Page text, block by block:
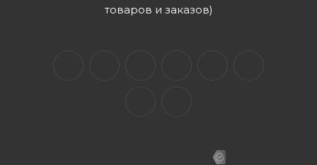
товаров и заказов)